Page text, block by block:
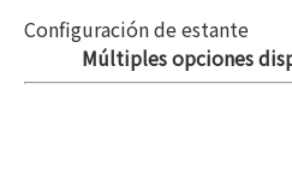
Múltiples opciones